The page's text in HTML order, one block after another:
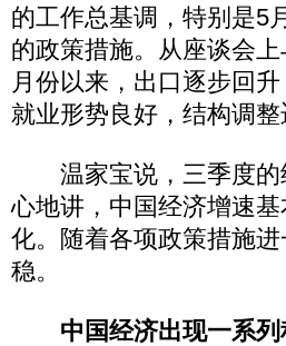
的工作总基调，特别是5
的政策措施。从座谈会
月份以来，出口逐步回
就业形势良好，结构调整
温家宝说，三季度的
心地讲，中国经济增速
化。随着各项政策措施
稳。
中国经济出现一系